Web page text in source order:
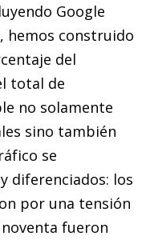
Google
he­­mos construido
del
total de
no solamente
sino también
se
diferenciados: los
por una tensión
fueron